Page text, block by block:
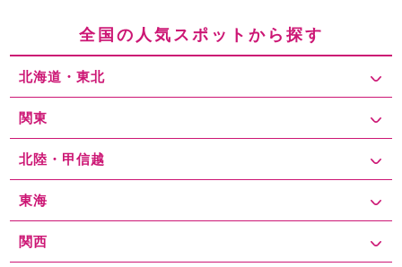
全国の人気スポットから探す
北海道・東北
関東
北陸・甲信越
東海
関西